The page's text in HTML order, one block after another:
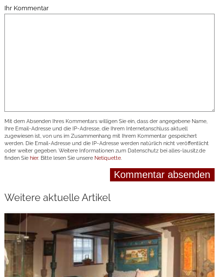
Ihr Kommentar
Mit dem Absenden Ihres Kommentars willigen Sie ein, dass der angegebene Name,
Ihre Email-Adresse und die IP-Adresse, die Ihrem Internetanschluss aktuell
zugewiesen ist, von uns im Zusammenhang mit Ihrem Kommentar gespeichert
werden. Die Email-Adresse und die IP-Adresse werden natürlich nicht veröffentlicht
oder weiter gegeben. Weitere Informationen zum Datenschutz bei alles-lausitz.de
finden Sie hier. Bitte lesen Sie unsere Netiquette.
Weitere aktuelle Artikel
weiterlesen